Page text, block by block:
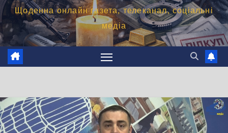
Щоденна онлайн газета, телеканал, соціальні
медіа
ВИПАДКИ